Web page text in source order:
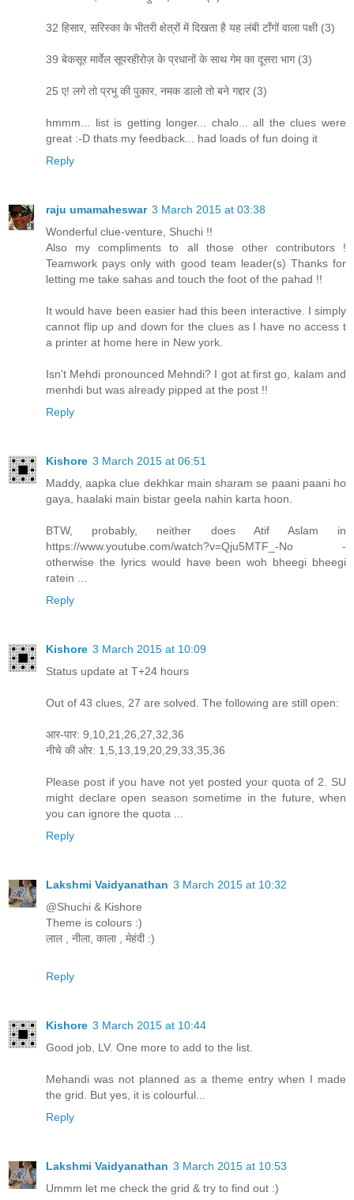
32 हिसार, सरिस्का के भीतरी क्षेत्रों में दिखता है यह लंबी टाँगों वाला पक्षी (3)
39 बेकसूर मार्वेल सूपरहीरोज़ के प्रधानों के साथ गेम का दूसरा भाग (3)
25 ए! लगे तो प्रभु की पुकार, नमक डालो तो बने गद्दार (3)
hmmm... list is getting longer... chalo... all the clues were
great :-D thats my feedback... had loads of fun doing it
Reply
raju umamaheswar 3 March 2015 at 03:38
Wonderful clue-venture, Shuchi !!
Also my compliments to all those other contributors !
Teamwork pays only with good team leader(s) Thanks for
letting me take sahas and touch the foot of the pahad !!
It would have been easier had this been interactive. I simply
cannot flip up and down for the clues as I have no access t
a printer at home here in New york.
Isn't Mehdi pronounced Mehndi? I got at first go, kalam and
menhdi but was already pipped at the post !!
Reply
Kishore 3 March 2015 at 06:51
Maddy, aapka clue dekhkar main sharam se paani paani ho
gaya, haalaki main bistar geela nahin karta hoon.
BTW, probably, neither does Atif Aslam in
https://www.youtube.com/watch?v=Qju5MTF_-No -
otherwise the lyrics would have been woh bheegi bheegi
ratein ...
Reply
Kishore 3 March 2015 at 10:09
Status update at T+24 hours
Out of 43 clues, 27 are solved. The following are still open:
आर-पार: 9,10,21,26,27,32,36
नीचे की ओर: 1,5,13,19,20,29,33,35,36
Please post if you have not yet posted your quota of 2. SU
might declare open season sometime in the future, when
you can ignore the quota ...
Reply
Lakshmi Vaidyanathan 3 March 2015 at 10:32
@Shuchi & Kishore
Theme is colours :)
लाल , नीला, काला , मेहंदी :)
Reply
Kishore 3 March 2015 at 10:44
Good job, LV. One more to add to the list.
Mehandi was not planned as a theme entry when I made
the grid. But yes, it is colourful...
Reply
Lakshmi Vaidyanathan 3 March 2015 at 10:53
Ummm let me check the grid & try to find out :)